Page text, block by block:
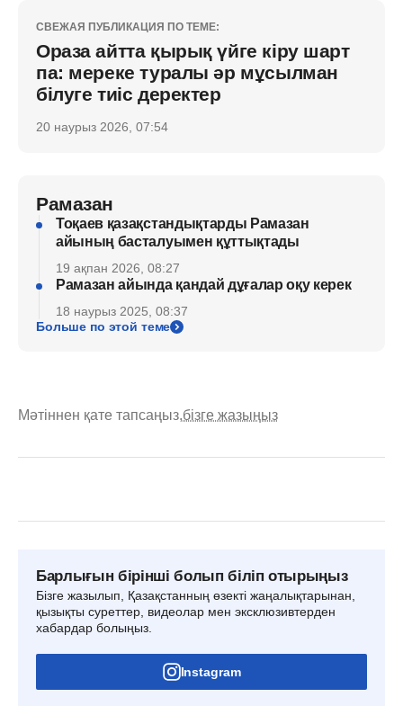
СВЕЖАЯ ПУБЛИКАЦИЯ ПО ТЕМЕ:
Ораза айтта қырық үйге кіру шарт
па: мереке туралы әр мұсылман
білуге тиіс деректер
20 наурыз 2026, 07:54
Рамазан
Тоқаев қазақстандықтарды Рамазан
айының басталуымен құттықтады
19 ақпан 2026, 08:27
Рамазан айында қандай дұғалар оқу керек
18 наурыз 2025, 08:37
Больше по этой теме
Мәтіннен қате тапсаңыз,бізге жазыңыз
Барлығын бірінші болып біліп отырыңыз
Бізге жазылып, Қазақстанның өзекті жаңалықтарынан,
қызықты суреттер, видеолар мен эксклюзивтерден
хабардар болыңыз.
Instagram